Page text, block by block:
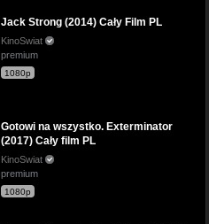
Jack Strong (2014) Cały Film PL
KinoSwiat
premium
1080p
Gotowi na wszystko. Exterminator
(2017) Cały film PL
KinoSwiat
premium
1080p